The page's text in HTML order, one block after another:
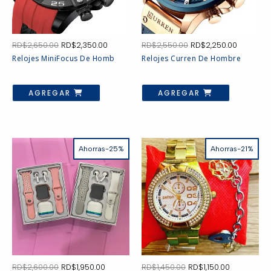
RD$2,650.00 El
precio
original
RD$2,650.00.
RD$2,350.00
precio
actual
RD$2,350.00.
Relojes MiniFocus De Homb
AGREGAR
RD$2,550.00 El
precio
original
RD$2,550.00.
RD$2,250.00
actual
Relojes Curren De Hombre
AGREGAR
Ahorras-25%
RD$2,600.00 El
RD$1,950.00
Ahorras-21%
RD$1,450.00 El
RD$1,150.00